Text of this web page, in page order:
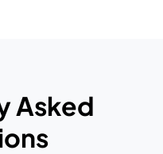
Asked